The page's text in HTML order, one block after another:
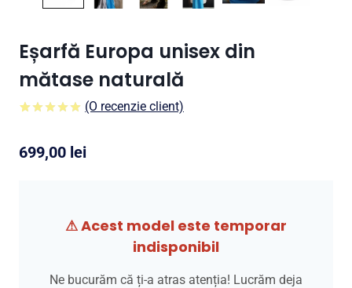
Eșarfă Europa unisex din
mătase naturală
evaluare a
clientului
(O recenzie client)
699,00 lei
⚠ Acest model este temporar
indisponibil
Ne bucurăm că ți-a atras atenția! Lucrăm deja